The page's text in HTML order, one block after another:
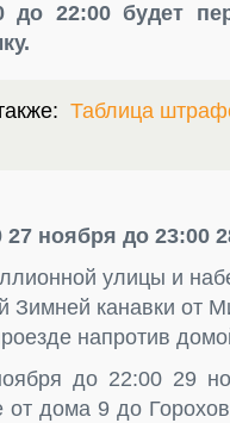
до 22:00 будет
Таблица
27 ноября до 23:00
улицы и
Зимней канавки от
напротив
до 22:00 29
от дома 9 до